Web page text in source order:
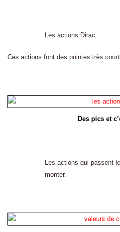
Les actions Dirac
Ces actions font des pointes très
Des pics et
Les actions qui passent
monter.